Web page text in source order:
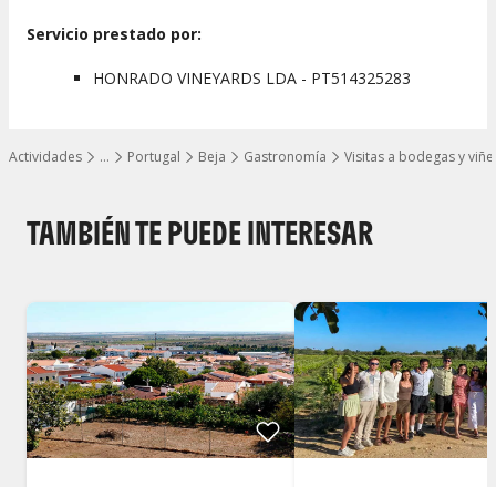
…
Mostrar todos los niveles
Actividades Portugal Beja Gastronomía Visitas a bodegas y
Servicio prestado por:
HONRADO VINEYARDS LDA - PT514325283
TAMBIÉN TE PUEDE INTERESAR